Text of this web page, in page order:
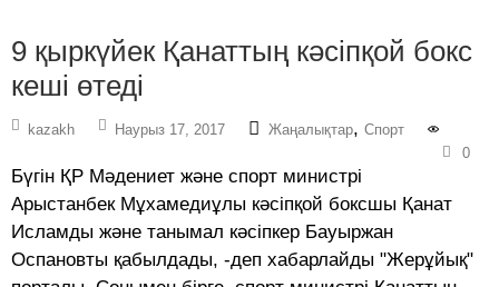
9 қыркүйек Қанаттың кәсіпқой бокс
кеші өтеді
kazakh Наурыз 17, 2017 Жаңалықтар, Спорт
0
Бүгін ҚР Мәдениет және спорт министрі
Арыстанбек Мұxамедиұлы кәсіпқой боксшы Қанат
Исламды және танымал кәсіпкер Бауыржан
Оспановты қабылдады, -деп xабарлайды "Жерұйық"